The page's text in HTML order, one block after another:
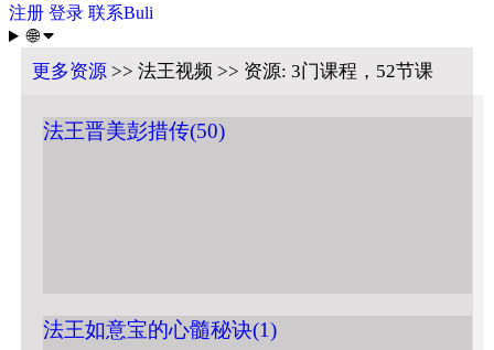
注册 登录 联系Buli
🌐
更多资源>> 法王视频 >> 资源: 3门课程，52节课
法王晋美彭措传(50)
法王如意宝的心髓秘诀(1)